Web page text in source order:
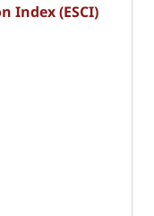
Index (ESCI)